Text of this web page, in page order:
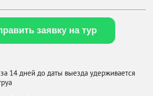
заявку на тур
14 дней до даты выезда удерживается